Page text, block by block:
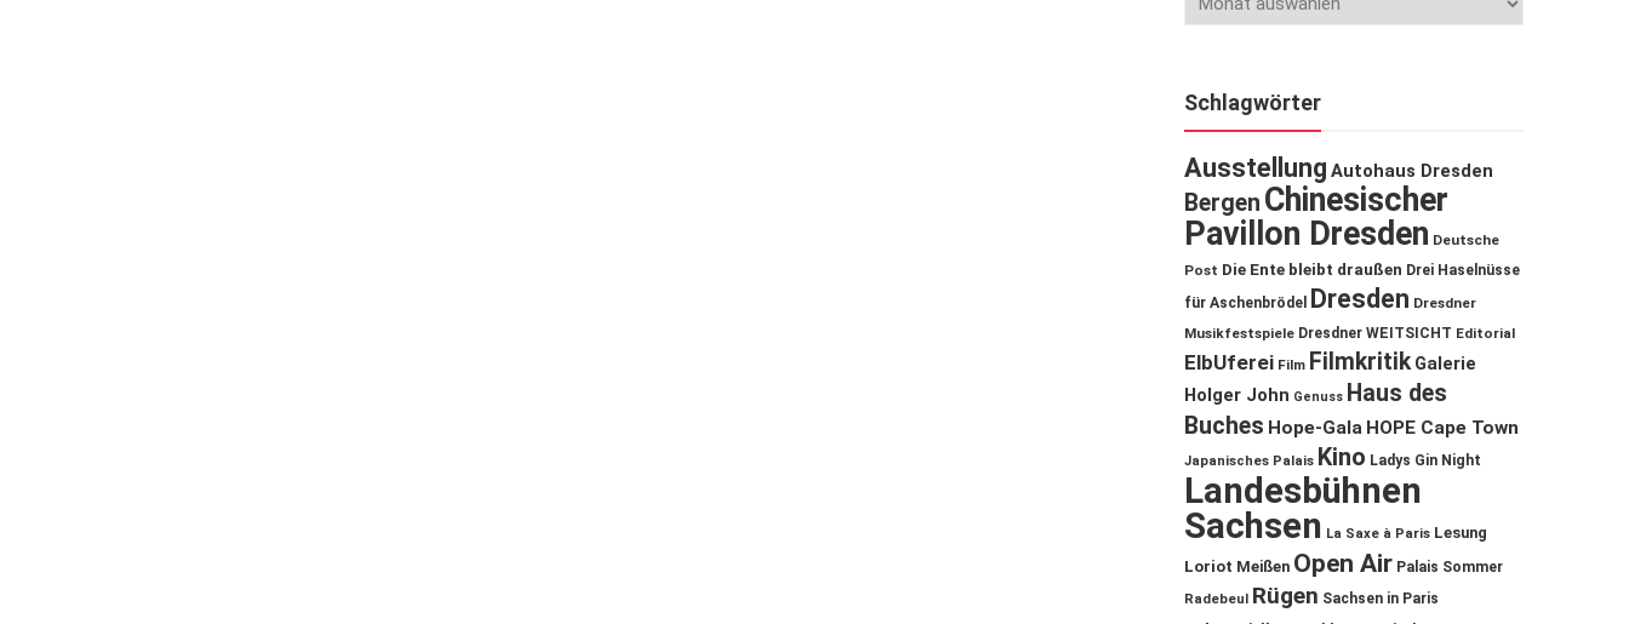
Schlagwörter
Ausstellung Autohaus Dresden
Bergen Chinesischer
Pavillon Dresden Deutsche
Post Die Ente bleibt draußen Drei Haselnüsse
für Aschenbrödel
Dresden Dresdner
Musikfestspiele Dresdner WEITSICHT Editorial
ElbUferei Film Filmkritik Galerie
Holger John Genuss Haus des
Buches Hope-Gala HOPE Cape Town
Japanisches Palais Kino Ladys Gin Night
Landesbühnen
Sachsen La Saxe à Paris Lesung
Loriot Meißen Open Air Palais Sommer
Radebeul Rügen Sachsen in Paris